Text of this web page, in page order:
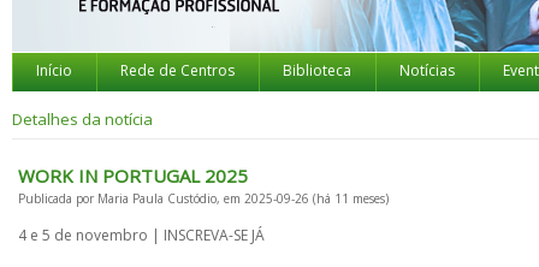
Início Rede de Centros Biblioteca Notícias
Detalhes da notícia
WORK IN PORTUGAL 2025
Publicada por Maria Paula Custódio, em 2025-09-26 (há 11 meses)
4 e 5 de novembro | INSCREVA-SE JÁ